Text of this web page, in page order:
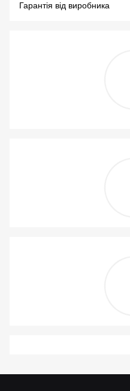
Гарантія від виробника